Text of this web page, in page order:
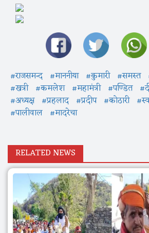
#राजसमन्द #माननीया #कुमारी #समस्त
#खत्री #कमलेश #महामंत्री #पण्डित
#अध्यक्ष #प्रहलाद #प्रदीप #कोठारी
#पालीवाल #मादरेचा
RELATED NEWS